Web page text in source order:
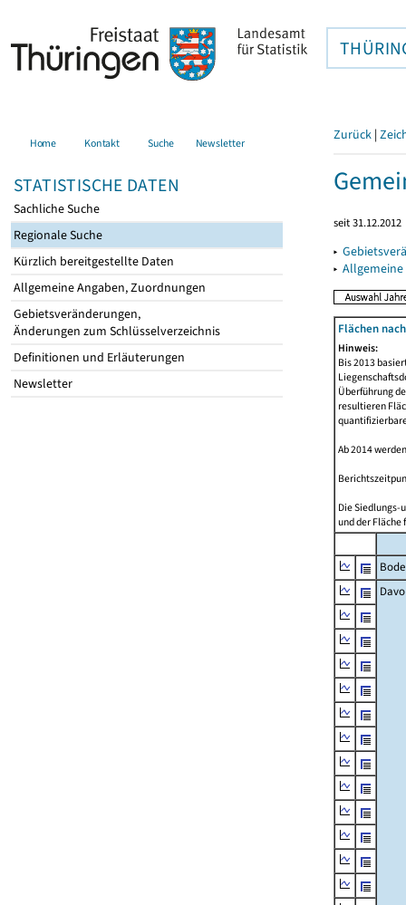
Home Kontakt Suche Newsletter
STATISTISCHE DATEN
Sachliche Suche
Regionale Suche
Kürzlich bereitgestellte Daten
Allgemeine Angaben, Zuordnungen
Gebietsveränderungen,
Änderungen zum Schlüsselverzeichnis
Definitionen und Erläuterungen
Newsletter
Zurück |
seit 31.12.2012
▸
▸
Flächen
Hinweis:
Bis 2013
Überführung
resultieren
Ab 2014
Die Siedlungs-
und der Fläche